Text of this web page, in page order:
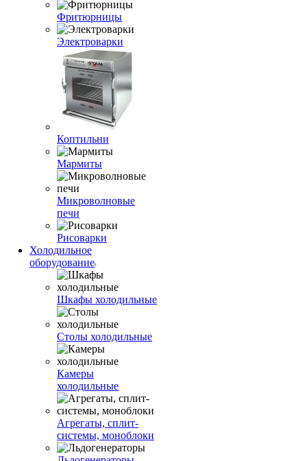
Фритюрницы
Электроварки
Коптильни
Мармиты
Микроволновые
печи
Рисоварки
Холодильное
оборудование
Шкафы холодильные
Столы холодильные
Камеры
холодильные
Агрегаты, сплит-
системы, моноблоки